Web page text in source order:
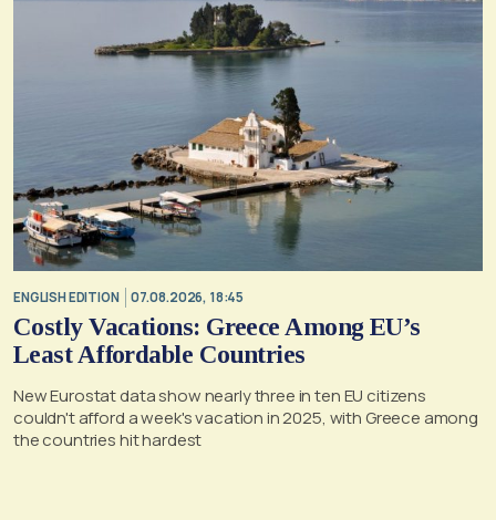
ENGLISH EDITION 07.08.2026, 18:45
Costly Vacations: Greece Among EU’s
Least Affordable Countries
New Eurostat data show nearly three in ten EU citizens
couldn't afford a week's vacation in 2025, with Greece among
the countries hit hardest